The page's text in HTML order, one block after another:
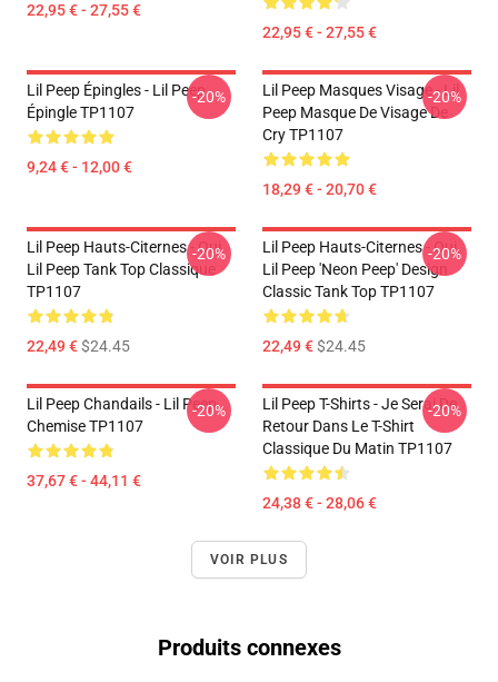
22,95 € - 27,55 €
22,95 € - 27,55 €
Lil Peep Épingles - Lil Peep
Épingle TP1107
9,24 € - 12,00 €
-20%
Lil Peep Masques Visage - Lil
Peep Masque De Visage De
Cry TP1107
18,29 € - 20,70 €
-20%
Lil Peep Hauts-Citernes - Oui.
Lil Peep Tank Top Classique
TP1107
22,49 €$24.45
-20%
Lil Peep Hauts-Citernes - Oui.
Lil Peep 'Neon Peep' Design
Classic Tank Top TP1107
22,49 €$24.45
-20%
Lil Peep Chandails - Lil Peep
Chemise TP1107
37,67 € - 44,11 €
-20%
Lil Peep T-Shirts - Je Serai De
Retour Dans Le T-Shirt
Classique Du Matin TP1107
24,38 € - 28,06 €
-20%
VOIR PLUS
Produits connexes